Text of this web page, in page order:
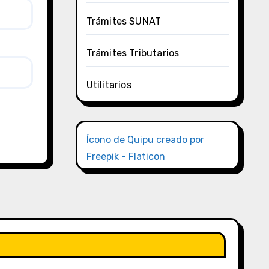
Trámites SUNAT
Trámites Tributarios
Utilitarios
Ícono de Quipu creado por
Freepik - Flaticon